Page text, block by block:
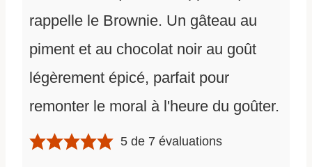
rappelle le Brownie. Un gâteau au
piment et au chocolat noir au goût
légèrement épicé, parfait pour
remonter le moral à l'heure du goûter.
5 de 7 évaluations